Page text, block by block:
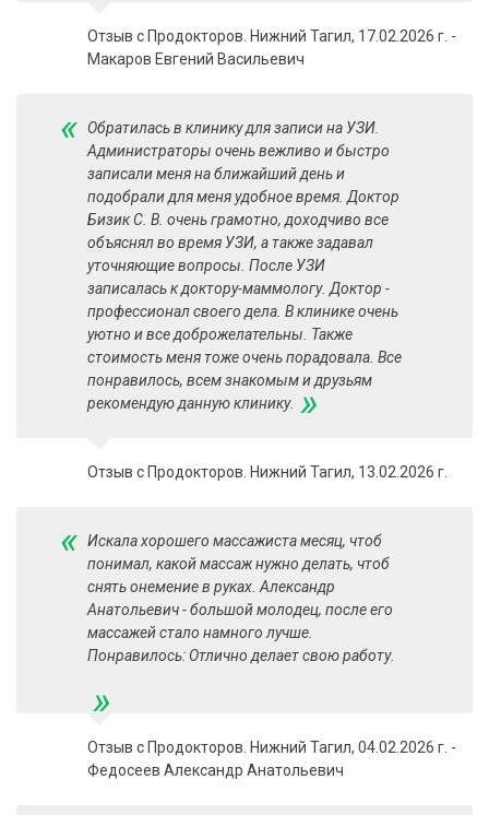
Отзыв с Продокторов. Нижний Тагил, 17.02.2026 г. -
Макаров Евгений Васильевич
«
Обратилась в клинику для записи на УЗИ​.
Администраторы очень вежливо и быстро
записали меня на ближайший день и
подобрали для меня удобное время. Доктор
Бизик С. В. очень грамотно, доходчиво все
объяснял во время УЗИ, а также задавал
уточняющие вопросы. После УЗИ
записалась к доктору-маммологу. Доктор -
профессионал своего дела. В клинике очень
уютно и все доброжелательны. Также
стоимость меня тоже очень порадовала. Все
понравилось, всем знакомым и друзьям
рекомендую данную клинику. »
Отзыв с Продокторов. Нижний Тагил, 13.02.2026 г.
« Искала хорошего массаж​иста месяц, чтоб
понимал, какой массаж нужно делать, чтоб
снять онемение в руках. Александр
Анатольевич - большой молодец, после его
массажей стало намного лучше.
Понравилось: Отлично делает свою работу.
»
Отзыв с Продокторов. Нижний Тагил, 04.02.2026 г. -
Федосеев Александр Анатольевич